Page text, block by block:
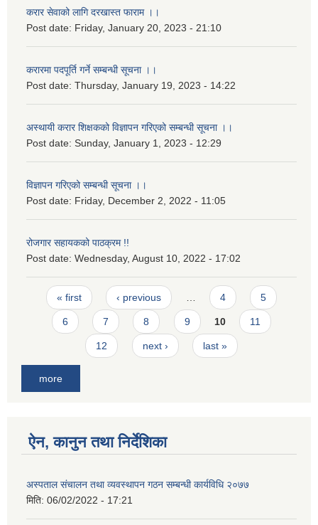
करार सेवाको लागि दरखास्त फाराम ।।
Post date: Friday, January 20, 2023 - 21:10
करारमा पदपूर्ति गर्ने सम्बन्धी सूचना ।।
Post date: Thursday, January 19, 2023 - 14:22
अस्थायी करार शिक्षकको विज्ञापन गरिएको सम्बन्धी सूचना ।।
Post date: Sunday, January 1, 2023 - 12:29
विज्ञापन गरिएको सम्बन्धी सूचना ।।
Post date: Friday, December 2, 2022 - 11:05
रोजगार सहायकको पाठक्रम !!
Post date: Wednesday, August 10, 2022 - 17:02
Pages
« first ‹ previous 4 5
6 7 8 9 10 11
12 next › last »
more
ऐन, कानुन तथा निर्देशिका
अस्पताल संचालन तथा व्यवस्थापन गठन सम्बन्धी कार्यविधि २०७७
मिति: 06/02/2022 - 17:21